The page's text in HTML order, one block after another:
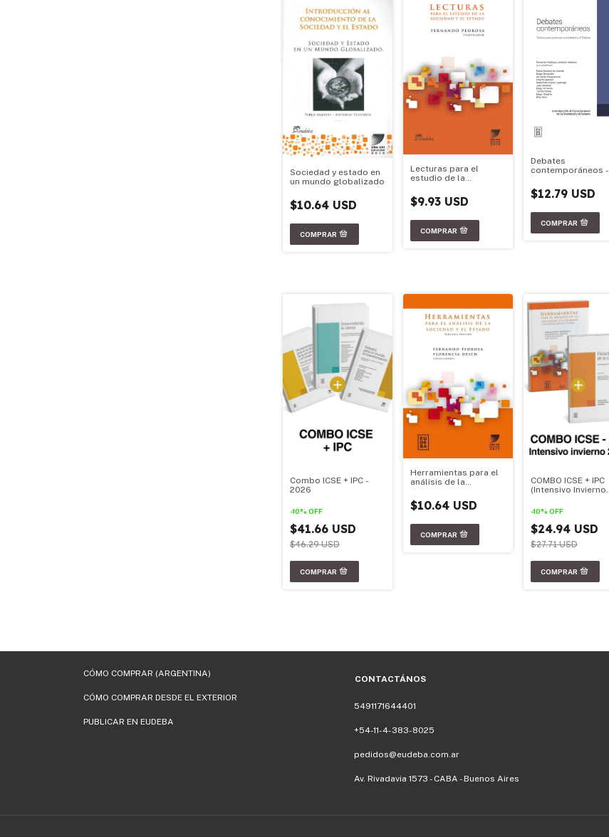
Sociedad y estado en
un mundo globalizado
$10.64 USD
Lecturas para el
estudio de la
$9.93 USD
Debates
contemporáneos -
Oficial 2025
$12.79 USD
Combo ICSE + IPC -
2026
-10% OFF
$41.66 USD
$46.29 USD
Herramientas para el
análisis de la
Ed. 2017
$10.64 USD
COMBO ICSE + IPC
(Intensivo Invierno
-10% OFF
$24.94 USD
$27.71 USD
CÓMO COMPRAR (ARGENTINA)
CÓMO COMPRAR DESDE EL EXTERIOR
PUBLICAR EN EUDEBA
CONTACTÁNOS
5491171644401
+54-11-4-383-8025
pedidos@eudeba.com.ar
Av. Rivadavia 1573 - CABA - Buenos Aires